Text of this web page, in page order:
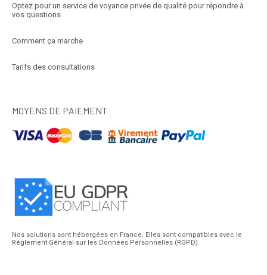
Optez pour un service de voyance privée de qualité pour répondre à
vos questions
Comment ça marche
Tarifs des consultations
MOYENS DE PAIEMENT
Nos solutions sont hébergées en France. Elles sont compatibles avec le
Réglement Général sur les Données Personnelles (RGPD).